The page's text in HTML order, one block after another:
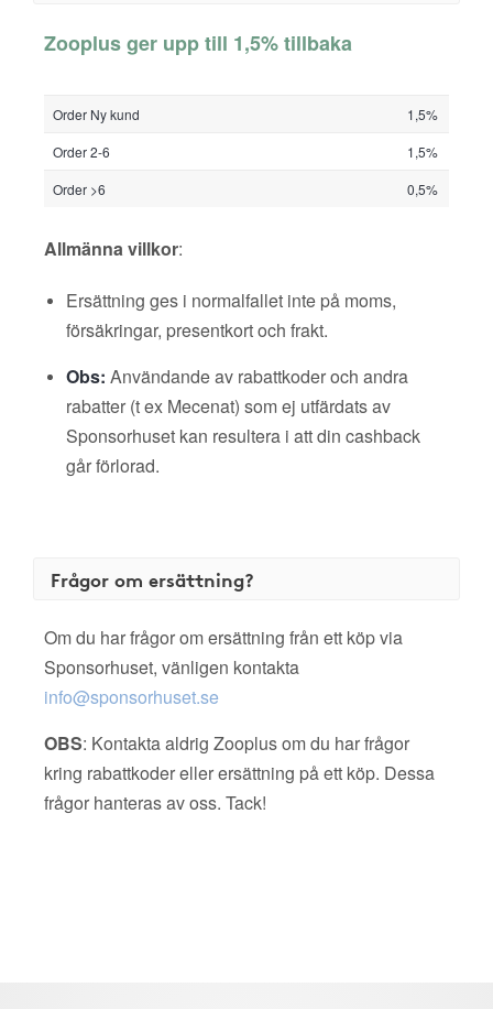
Zooplus ger upp till 1,5% tillbaka
Order Ny kund
1,5%
Order 2-6
1,5%
Order >6
0,5%
Allmänna villkor:
Ersättning ges i normalfallet inte på moms,
försäkringar, presentkort och frakt.
Obs: Användande av rabattkoder och andra
rabatter (t ex Mecenat) som ej utfärdats av
Sponsorhuset kan resultera i att din cashback
går förlorad.
Frågor om ersättning?
Om du har frågor om ersättning från ett köp via
Sponsorhuset, vänligen kontakta
info@sponsorhuset.se
OBS: Kontakta aldrig Zooplus om du har frågor
kring rabattkoder eller ersättning på ett köp. Dessa
frågor hanteras av oss. Tack!